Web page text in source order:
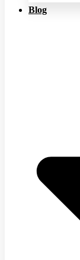
Blog